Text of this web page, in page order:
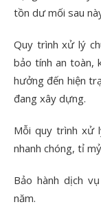
tồn dư mối sau
Quy trình xử lý
bảo tính an toàn,
hưởng đến hiện
đang xây dựng.
Mỗi quy trình xử
nhanh chóng, tỉ
Bảo hành dịch
năm.